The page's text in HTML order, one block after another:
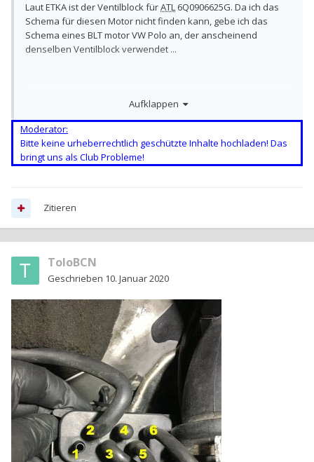
Laut ETKA ist der Ventilblock fürATL 6Q0906625G. Da ich das
Schema für diesen Motor nicht finden kann, gebe ich das
Schema eines BLT motor VW Polo an, der anscheinend
denselben Ventilblock verwendet ...
Hier stand ein urheberrechtlich geschütztes Bild.
2 - To mechanical exhaust gas recirculation valve
3 - To bypass flap.
5 - To vacuum reservoir.
6 - To vacuum unit on turbocharger
Aufklappen
Moderator:
Bitte keine urheberrechtlich geschützte Inhalte hochladen! Das
bringt uns als Club Probleme!
Zitieren
ToloBCN
Geschrieben 10. Januar 2020